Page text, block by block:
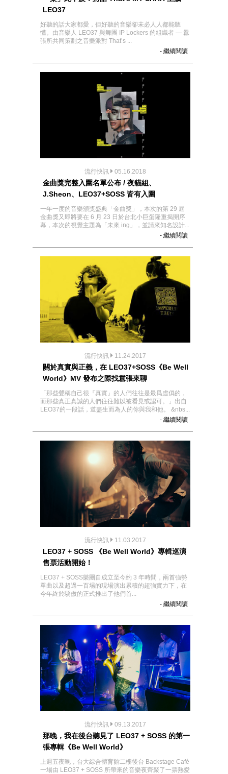
LEO37
好聽的話大家都愛，但好聽的音樂卻未必人人都能聽
懂。由音樂人 LEO37 與舞團 IP Lockers 的組織者 — 囂
張所共同策劃之音樂派對 That’s ...
- 繼續閱讀
流行快訊 05.16.2018
金曲獎完整入圍名單公布 / 夜貓組、
J.Sheon、LEO37+SOSS 皆有入圍
一年一度的音樂頒獎盛典「金曲獎」，本次的第 29 屆
金曲獎又即將要在 6 月 23 日於台北小巨蛋隆重揭開序
幕，本次的視覺主題為「未來 ing」，並請來知名設計...
- 繼續閱讀
流行快訊 11.24.2017
關於真實與正義，在 LEO37+SOSS《Be Well
World》MV 發布之際找囂張來聊
「那些聲稱自己很『真實』的人們往往是最爲虛僞的，
而那些真正真誠的人們往往難以被看見或認可。」出自
LEO37的一段話，道盡生而為人的你與我和他。 &nbs...
- 繼續閱讀
流行快訊 11.03.2017
LEO37 + SOSS 《Be Well World》專輯巡演
售票活動開始！
LEO37 + SOSS樂團自成立至今約 3 年時間，兩首強勢
單曲以及超過一百場的現場演出累積的超強實力下，在
今年終於驕傲的正式推出了他們首...
- 繼續閱讀
流行快訊 09.13.2017
那晚，我在後台聽見了 LEO37 + SOSS 的第一
張專輯《Be Well World》
上週五夜晚，台大綜合體育館二樓後台 Backstage Café
一場由 LEO37 + SOSS 所帶來的音樂夜齊聚了一票熱愛